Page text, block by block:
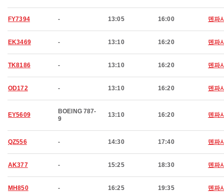
FY7394 - 13:05 16:00 덴파
EK3469 - 13:10 16:20 덴파
TK8186 - 13:10 16:20 덴파
OD172 - 13:10 16:20 덴파
EY5609
BOEING 787-
9
13:10 16:20 덴파
QZ556 - 14:30 17:40 덴파
AK377 - 15:25 18:30 덴파
MH850 - 16:25 19:35 덴파